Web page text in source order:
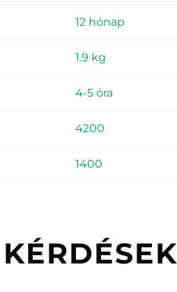
12 hónap
1.9 kg
4-5 óra
4200
1400